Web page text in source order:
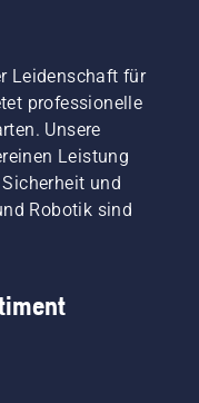
Leidenschaft für
professionelle
Unsere
Leistung
und
Robotik sind